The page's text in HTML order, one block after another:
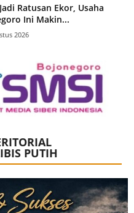
Ratusan Ekor, Usaha
Ini Makin...
2026
PUTIH